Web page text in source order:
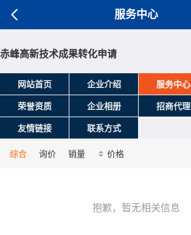
服务中心
赤峰高新技术成果转化申请
网站首页 企业介绍 服务中心
荣誉资质 企业相册 招商代理
友情链接 联系方式
综合 询价 销量 价格
抱歉，暂无相关信息